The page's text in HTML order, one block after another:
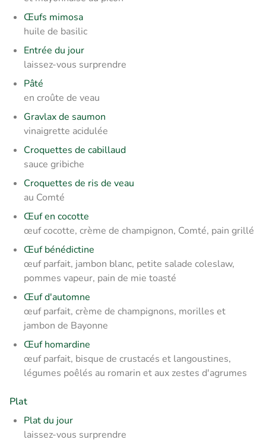
Œufs mimosa
huile de basilic
Entrée du jour
laissez-vous surprendre
Pâté
en croûte de veau
Gravlax de saumon
vinaigrette acidulée
Croquettes de cabillaud
sauce gribiche
Croquettes de ris de veau
au Comté
Œuf en cocotte
œuf cocotte, crème de champignon, Comté, pain grillé
Œuf bénédictine
œuf parfait, jambon blanc, petite salade coleslaw,
pommes vapeur, pain de mie toasté
Œuf d'automne
œuf parfait, crème de champignons, morilles et
jambon de Bayonne
Œuf homardine
œuf parfait, bisque de crustacés et langoustines,
légumes poêlés au romarin et aux zestes d'agrumes
Plat
Plat du jour
laissez-vous surprendre